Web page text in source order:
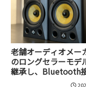
老舗オーディオメー
のロングセラーモデ
継承し、Bluetooth
も対応したモニター